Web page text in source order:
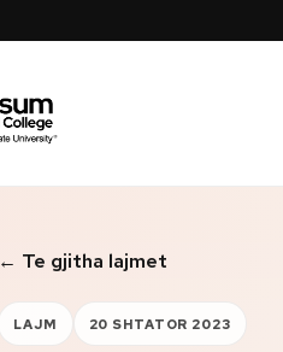
← Te gjitha lajmet
LAJM 20 SHTATOR 2023